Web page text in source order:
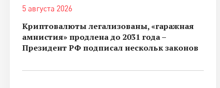
5 августа 2026
Криптовалюты легализованы, «гаражная
амнистия» продлена до 2031 года –
Президент РФ подписал нескольк законов